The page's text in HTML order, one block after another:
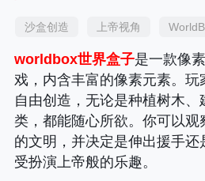
沙盒创造 上帝视角
worldbox世界盒子是一款像
戏，内含丰富的像素元素。
自由创造，无论是种植树木、
类，都能随心所欲。你可以观
的文明，并决定是伸出援手
受扮演上帝般的乐趣。